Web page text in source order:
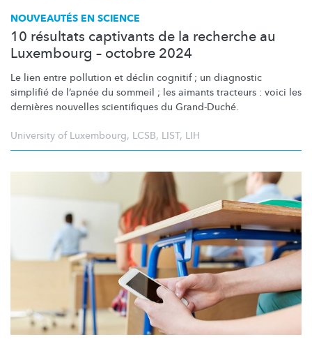
NOUVEAUTÉS EN SCIENCE
10 résultats captivants de la recherche au
Luxembourg – octobre 2024
Le lien entre pollution et déclin cognitif ; un diagnostic
simplifié de l’apnée du sommeil ; les aimants tracteurs : voici les
dernières nouvelles scientifiques du Grand-Duché.
University of Luxembourg, LCSB, LIST, LIH